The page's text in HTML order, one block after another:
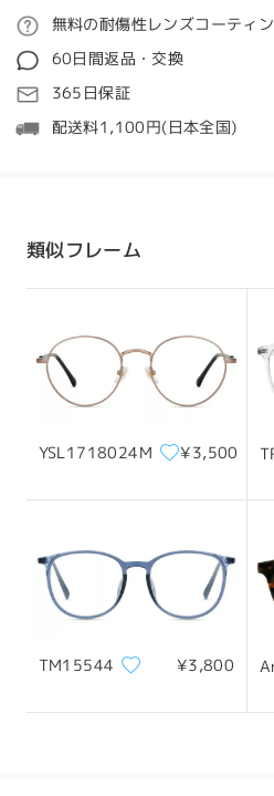
柔らかなオーバル形で、
だし、顔から滑り落ちやすい
致するメガネチェーンを購入
も良くなりました。
by baz on Nov 16 , 2023
全てのレビ
レビュー
質問
ご注文
処理時間
5-7営業日
詳細
配送時間
配送
無料の耐傷性レンズコーティ
60日間返品・交換
365日保証
配送料1,100円(日本全国)
類似フレーム
YSL1718024M ¥3,500
TM15544 ¥3,800